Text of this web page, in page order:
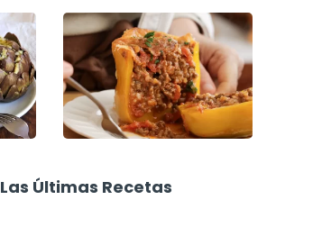
Las Últimas Recetas